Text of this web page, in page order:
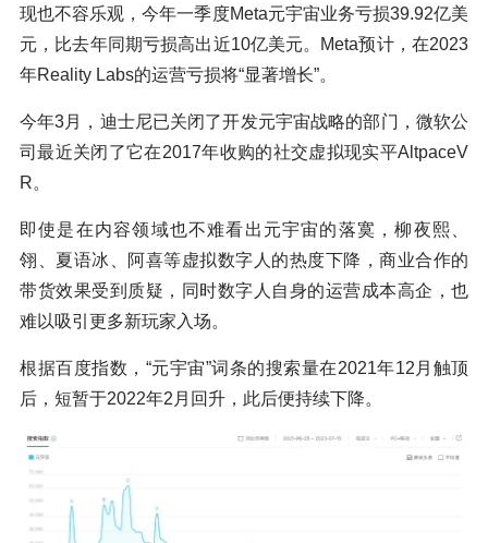
现也不容乐观，今年一季度Meta元宇宙业务亏损39.92亿美
元，比去年同期亏损高出近10亿美元。Meta预计，在2023
年Reality Labs的运营亏损将“显著增长”。
今年3月，迪士尼已关闭了开发元宇宙战略的部门，微软公
司最近关闭了它在2017年收购的社交虚拟现实平AltpaceV
R。
即使是在内容领域也不难看出元宇宙的落寞，柳夜熙、
翎、夏语冰、阿喜等虚拟数字人的热度下降，商业合作的
带货效果受到质疑，同时数字人自身的运营成本高企，也
难以吸引更多新玩家入场。
根据百度指数，“元宇宙”词条的搜索量在2021年12月触顶
后，短暂于2022年2月回升，此后便持续下降。